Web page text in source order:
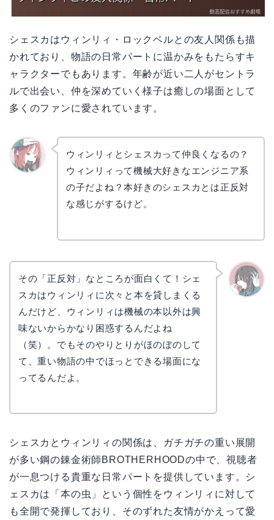
シェスカはウィンリィ・ロックベルとの友人関係も描
かれており、物語の日常パートに温かみをもたらすキ
ャラクターでもあります。年齢が近い二人がセントラ
ルで出会い、仲を深めていく様子は癒しの場面として
多くのファンに愛されています。
ウィンリィとシェスカって仲良くなるの？
ウィンリィって機械大好きなエンジニア系
の子だよね？本好きのシェスカとは正反対
な感じがするけど。
その「正反対」なところが面白くて！シェ
スカはウィンリィに次々と本を貸しまくる
んだけど、ウィンリィは機械の本以外は興
味ないからかなり困惑するんだよね
（笑）。でもそのやりとりがほのぼのして
て、重い物語の中でほっとできる場面にな
ってるんだよ。
シェスカとウィンリィの関係は、ガチガチの重い展開
が多い鋼の錬金術師BROTHERHOODの中で、視聴者
が一息つける貴重な日常パートを提供しています。シ
ェスカは「本の虫」という個性をウィンリィに対して
も全開で発揮しており、そのずれた友情がかえって愛